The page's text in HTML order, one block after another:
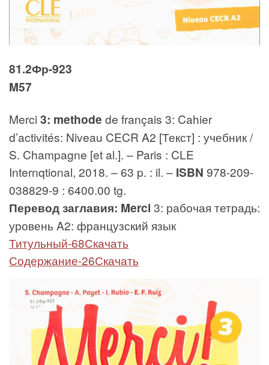
81.2Фр-923
M57
Merci3: methode de français 3: Cahier
d’activités: Niveau CECR A2 [Текст] : учебник /
S. Champagne [et al.]. – Paris : CLE
Internqtional, 2018. – 63 p. : il. – ISBN 978-209-
038829-9 : 6400.00 tg.
Перевод заглавия: Merci 3: рабочая тетрадь:
уровень A2: французский язык
Титульный-68Скачать
Содержание-26Скачать